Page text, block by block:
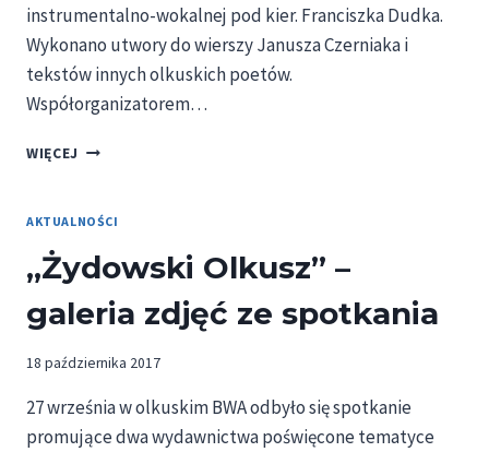
instrumentalno-wokalnej pod kier. Franciszka Dudka.
Wykonano utwory do wierszy Janusza Czerniaka i
tekstów innych olkuskich poetów.
Współorganizatorem…
WIĘCEJ PROMOCJA
CZERNIAKA
AKTUALNOŚCI
„Żydowski Olkusz” –
galeria zdjęć ze spotkania
18 października 2017
27 września w olkuskim BWA odbyło się spotkanie
promujące dwa wydawnictwa poświęcone tematyce